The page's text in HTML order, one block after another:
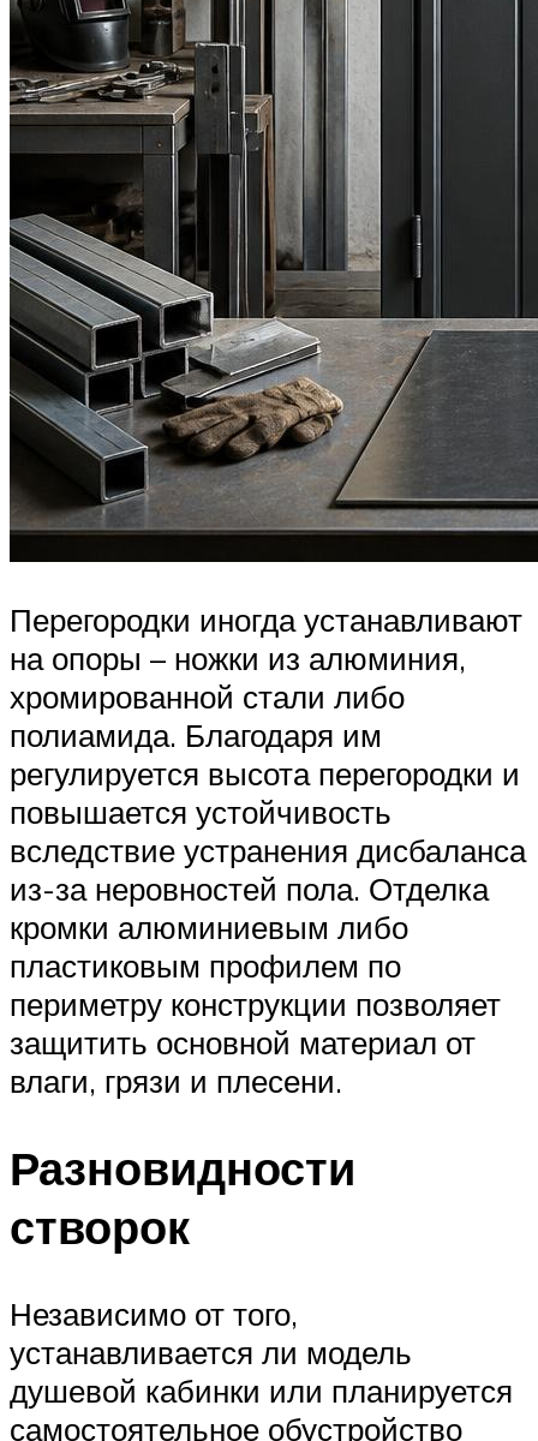
Перегородки иногда устанавливают
на опоры – ножки из алюминия,
хромированной стали либо
полиамида. Благодаря им
регулируется высота перегородки и
повышается устойчивость
вследствие устранения дисбаланса
из-за неровностей пола. Отделка
кромки алюминиевым либо
пластиковым профилем по
периметру конструкции позволяет
защитить основной материал от
влаги, грязи и плесени.
Разновидности
створок
Независимо от того,
устанавливается ли модель
душевой кабинки или планируется
самостоятельное обустройство